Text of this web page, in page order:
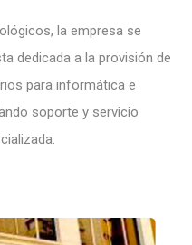
la empresa se
dedicada a la provisión de
para informática e
soporte y servicio